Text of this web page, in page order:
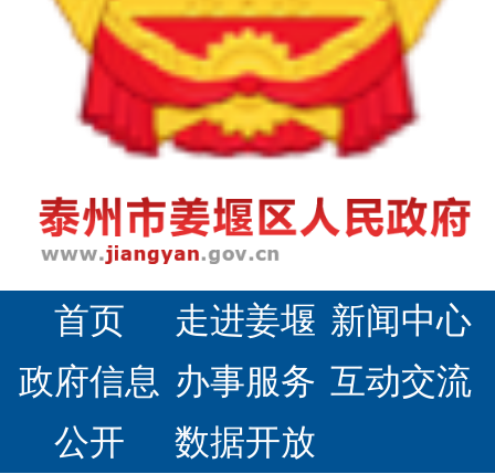
首页 走进姜堰 新闻中心
政府信息
公开
办事服务 互动交流
数据开放